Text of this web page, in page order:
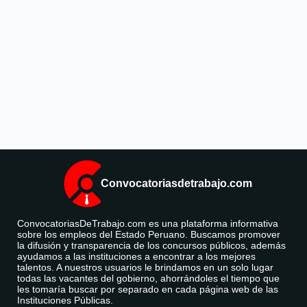
Convocatoriasdetrabajo.com
ConvocatoriasDeTrabajo.com es una plataforma informativa
sobre los empleos del Estado Peruano. Buscamos promover
la difusión y transparencia de los concursos públicos, además
ayudamos a las instituciones a encontrar a los mejores
talentos. A nuestros usuarios le brindamos en un solo lugar
todas las vacantes del gobierno, ahorrándoles el tiempo que
les tomaría buscar por separado en cada página web de las
Instituciones Públicas.